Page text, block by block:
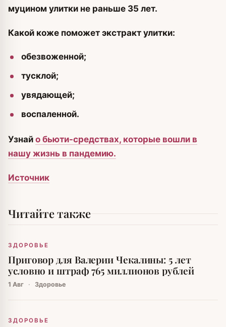
муцином улитки не раньше 35 лет.
Какой коже поможет экстракт улитки:
обезвоженной;
тусклой;
увядающей;
воспаленной.
Узнай о бьюти-средствах, которые вошли в
нашу жизнь в пандемию.
Источник
Читайте также
ЗДОРОВЬЕ
Приговор для Валерии Чекалины: 5 лет
условно и штраф 765 миллионов рублей
1 Авг · Здоровье
ЗДОРОВЬЕ